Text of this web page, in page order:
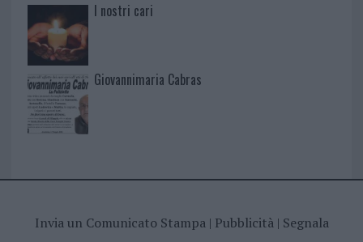
I nostri cari
Giovannimaria Cabras
Invia un Comunicato Stampa| Pubblicità| Segnala